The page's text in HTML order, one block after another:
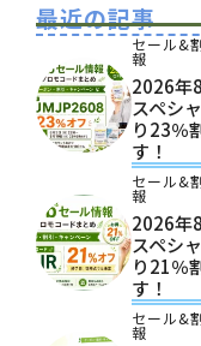
最近の記事
セール&
報
2026年
スペシ
り23％
す！
セール&
報
2026年
スペシ
り21％
す！
セール&
報